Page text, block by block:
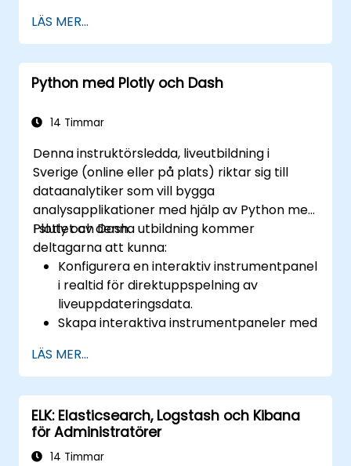
datavisualisering.
Använda Grafana Query Language för
komplexa frågor.
Lära sig bästa praxis för att skalera
säkerställa hög tillgänglighet.
LÄS MER...
Python med Plotly och Dash
14 Timmar
Denna instruktörsledda, liveutbildning i
Sverige (online eller på plats) riktar sig till
dataanalytiker som vill bygga
analysapplikationer med hjälp av Python med
Plotly och Dash.
I slutet av denna utbildning kommer
deltagarna att kunna:
Konfigurera en interaktiv instrumentpanel
i realtid för direktuppspelning av
liveuppdateringsdata.
Skapa interaktiva instrumentpaneler med
datavetenskapslösningar.
Säkra interaktiva instrumentpaneler med
avancerade autentiseringsmetoder.
LÄS MER...
ELK: Elasticsearch, Logstash och Kibana
för Administratörer
14 Timmar